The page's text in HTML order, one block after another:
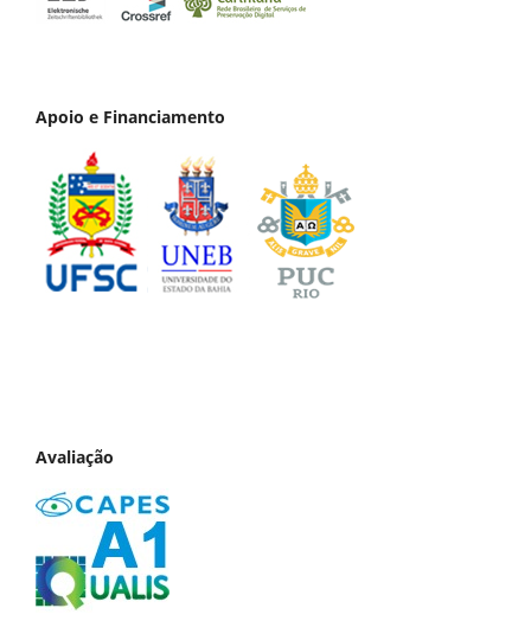
Apoio e Financiamento
Avaliação